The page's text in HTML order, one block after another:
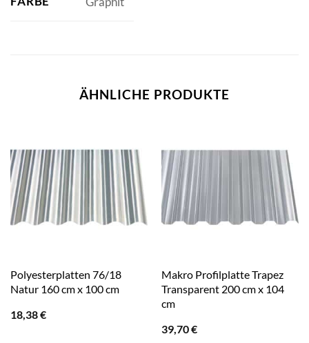
ÄHNLICHE PRODUKTE
Polyesterplatten 76/18
Natur 160 cm x 100 cm
18,38€
Makro Profilplatte Trapez
Transparent 200 cm x 104
cm
39,70€